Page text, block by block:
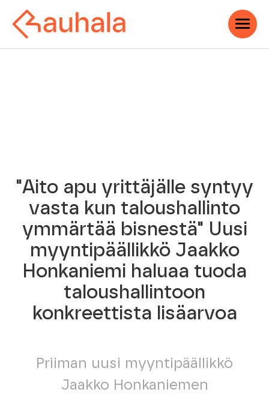
"Aito apu yrittäjälle syntyy
vasta kun taloushallinto
ymmärtää bisnestä" Uusi
myyntipäällikkö Jaakko
Honkaniemi haluaa tuoda
taloushallintoon
konkreettista lisäarvoa
Priiman uusi myyntipäällikkö
Jaakko Honkaniemen